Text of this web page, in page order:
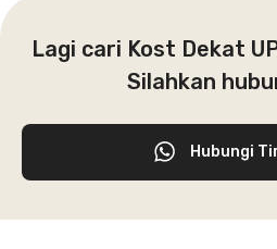
Lagi cari Kost Dekat
Silahkan
Hubungi